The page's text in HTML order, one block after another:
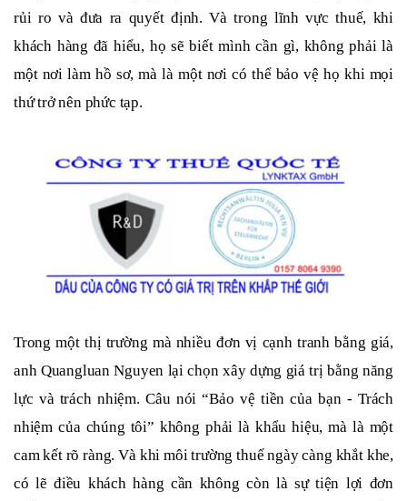
rủi ro và đưa ra quyết định. Và trong lĩnh vực thuế, khi
khách hàng đã hiểu, họ sẽ biết mình cần gì, không phải là
một nơi làm hồ sơ, mà là một nơi có thể bảo vệ họ khi mọi
thứ trở nên phức tạp.
Trong một thị trường mà nhiều đơn vị cạnh tranh bằng giá,
anh Quangluan Nguyen lại chọn xây dựng giá trị bằng năng
lực và trách nhiệm. Câu nói “Bảo vệ tiền của bạn - Trách
nhiệm của chúng tôi” không phải là khẩu hiệu, mà là một
cam kết rõ ràng. Và khi môi trường thuế ngày càng khắt khe,
có lẽ điều khách hàng cần không còn là sự tiện lợi đơn